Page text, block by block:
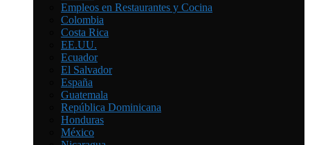
Empleos en Restaurantes y Cocina
Colombia
Costa Rica
EE.UU.
Ecuador
El Salvador
España
Guatemala
República Dominicana
Honduras
México